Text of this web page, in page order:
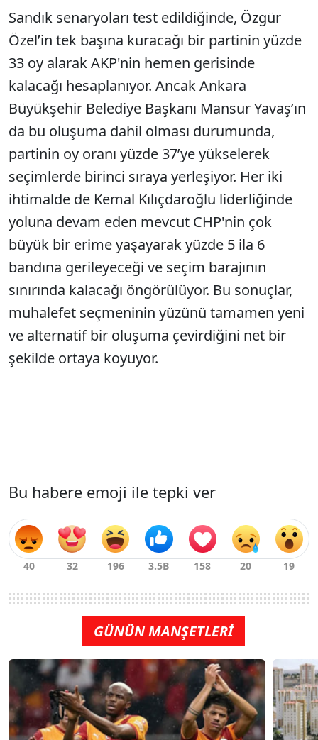
Sandık senaryoları test edildiğinde, Özgür
Özel’in tek başına kuracağı bir partinin yüzde
33 oy alarak AKP'nin hemen gerisinde
kalacağı hesaplanıyor. Ancak Ankara
Büyükşehir Belediye Başkanı Mansur Yavaş’ın
da bu oluşuma dahil olması durumunda,
partinin oy oranı yüzde 37’ye yükselerek
seçimlerde birinci sıraya yerleşiyor. Her iki
ihtimalde de Kemal Kılıçdaroğlu liderliğinde
yoluna devam eden mevcut CHP'nin çok
büyük bir erime yaşayarak yüzde 5 ila 6
bandına gerileyeceği ve seçim barajının
sınırında kalacağı öngörülüyor. Bu sonuçlar,
muhalefet seçmeninin yüzünü tamamen yeni
ve alternatif bir oluşuma çevirdiğini net bir
şekilde ortaya koyuyor.
Bu habere emoji ile tepki ver
GÜNÜN MANŞETLERİ